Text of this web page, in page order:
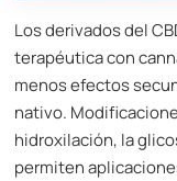
Los derivados del
terapéutica con
menos efectos
nativo.
hidroxilación, la
permiten